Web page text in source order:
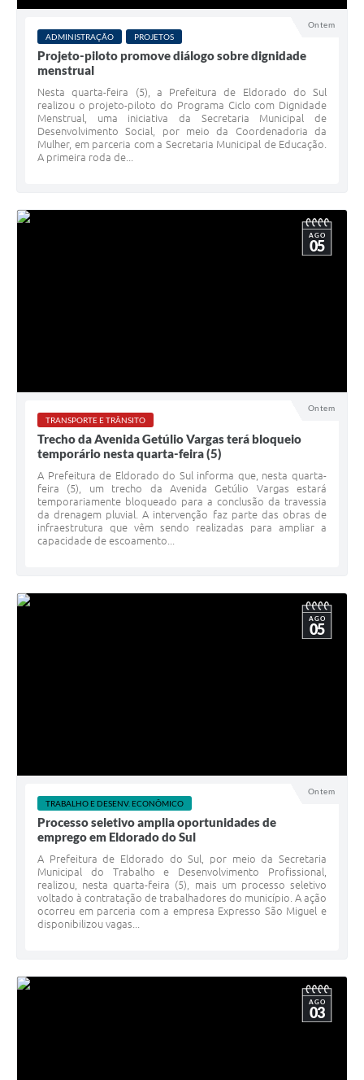
Ontem
ADMINISTRAÇÃO
PROJETOS
Projeto-piloto promove diálogo sobre dignidade
menstrual
Nesta quarta-feira (5), a Prefeitura de Eldorado do Sul
realizou o projeto-piloto do Programa Ciclo com Dignidade
Menstrual, uma iniciativa da Secretaria Municipal de
Desenvolvimento Social, por meio da Coordenadoria da
Mulher, em parceria com a Secretaria Municipal de Educação.
A primeira roda de...
Ontem
AGO
05
TRANSPORTE E TRÂNSITO
Trecho da Avenida Getúlio Vargas terá bloqueio
temporário nesta quarta-feira (5)
A Prefeitura de Eldorado do Sul informa que, nesta quarta-
feira (5), um trecho da Avenida Getúlio Vargas estará
temporariamente bloqueado para a conclusão da travessia
da drenagem pluvial. A intervenção faz parte das obras de
infraestrutura que vêm sendo realizadas para ampliar a
capacidade de escoamento...
Ontem
AGO
05
TRABALHO E DESENV. ECONÔMICO
Processo seletivo amplia oportunidades de
emprego em Eldorado do Sul
A Prefeitura de Eldorado do Sul, por meio da Secretaria
Municipal do Trabalho e Desenvolvimento Profissional,
realizou, nesta quarta-feira (5), mais um processo seletivo
voltado à contratação de trabalhadores do município. A ação
ocorreu em parceria com a empresa Expresso São Miguel e
disponibilizou vagas...
AGO
03